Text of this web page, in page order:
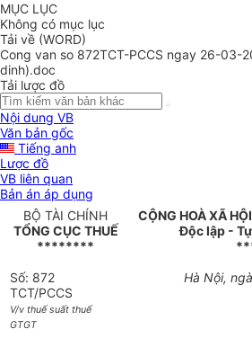
MỤC LỤC
Không có mục lục
Tải về (WORD)
Cong van so 872TCT-PCCS ngay 26-03-
dinh).doc
Tải lược đồ
Nội dung VB
Văn bản gốc
Tiếng anh
Lược đồ
VB liên quan
Bản án áp dụng
BỘ TÀI CHÍNH
TỔNG CỤC THUẾ
********
CỘNG HOÀ XÃ
Độc lập -
Số: 872
TCT/PCCS
V/v thuế suất thuế
GTGT
Hà Nội,